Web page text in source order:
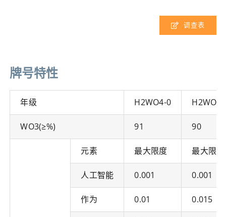
调查表
牌号特性
年级 H2WO4-0 H2WO4-
WO3(≥%) 91 90
元素 最大限度 最大限度
人工智能 0.001 0.001
作为 0.01 0.015